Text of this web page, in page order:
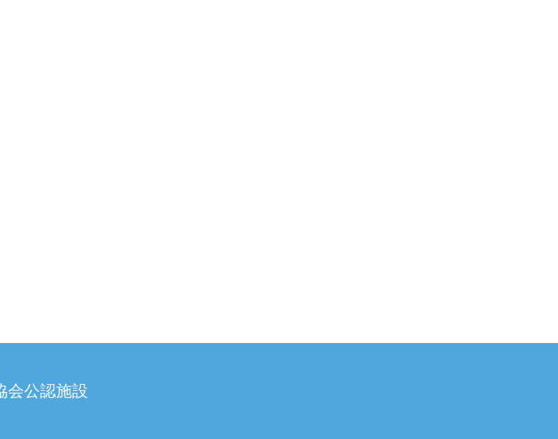
会公認施設